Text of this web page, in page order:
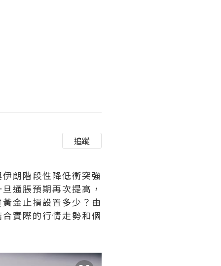
追蹤
朗階段性降低衝突強
通脹預期再次提高，
金止損設置多少？由
實際的行情走勢和個